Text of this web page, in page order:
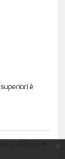
è
Torna all'inizio